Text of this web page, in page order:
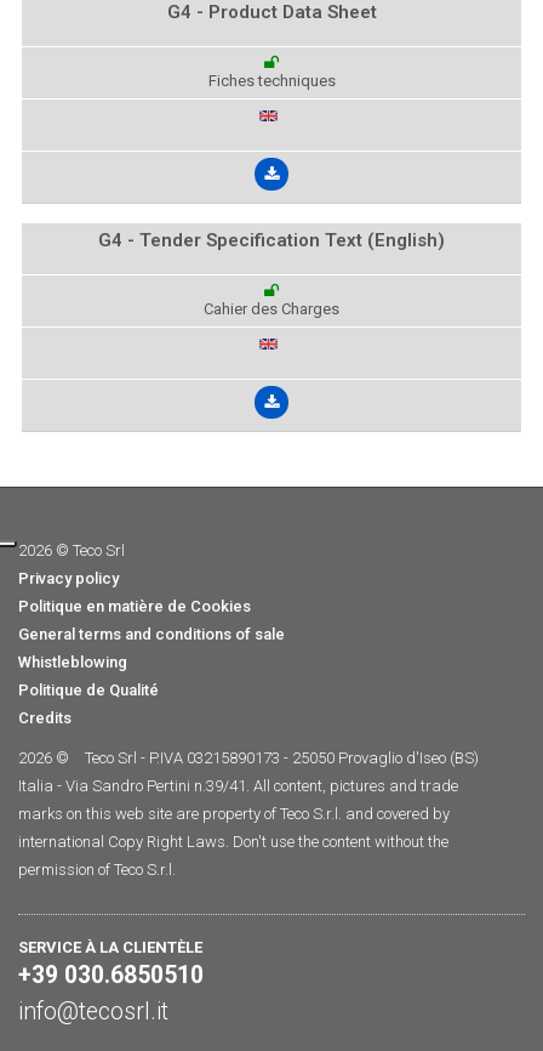
G4 - Product Data Sheet
Fiches techniques
G4 - Tender Specification Text (English)
Cahier des Charges
2026 © Teco Srl
Privacy policy
Politique en matière de Cookies
General terms and conditions of sale
Whistleblowing
Politique de Qualité
Credits
2026 ©
Teco Srl - P.IVA 03215890173 - 25050 Provaglio d'Iseo (BS)
Italia - Via Sandro Pertini n.39/41. All content, pictures and trade
marks on this web site are property of Teco S.r.l. and covered by
international Copy Right Laws. Don't use the content without the
permission of Teco S.r.l.
SERVICE À LA CLIENTÈLE
+39 030.6850510
info@tecosrl.it